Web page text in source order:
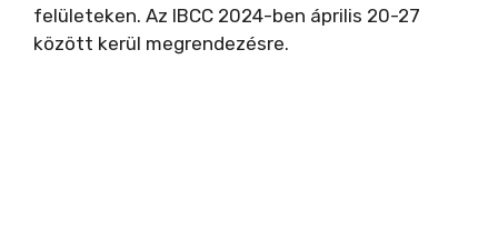
felületeken. Az IBCC 2024-ben április 20-27
között kerül megrendezésre.